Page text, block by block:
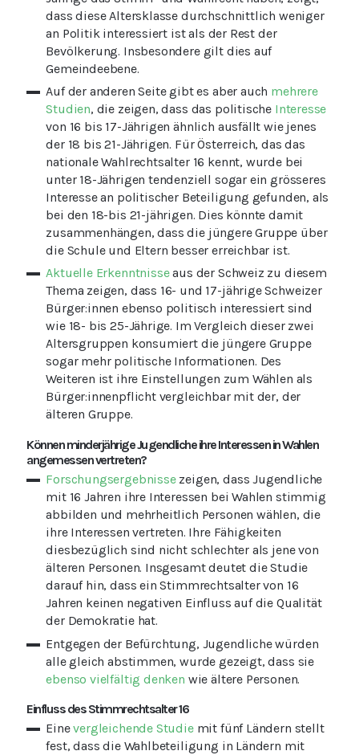
dass diese Altersklasse durchschnittlich weniger
an Politik interessiert ist als der Rest der
Bevölkerung. Insbesondere gilt dies auf
Gemeindeebene.
Auf der anderen Seite gibt es aber auch mehrere
Studien, die zeigen, dass das politische Interesse
von 16 bis 17-Jährigen ähnlich ausfällt wie jenes
der 18 bis 21-Jährigen. Für Österreich, das das
nationale Wahlrechtsalter 16 kennt, wurde bei
unter 18-Jährigen tendenziell sogar ein grösseres
Interesse an politischer Beteiligung gefunden, als
bei den 18-bis 21-jährigen. Dies könnte damit
zusammenhängen, dass die jüngere Gruppe über
die Schule und Eltern besser erreichbar ist.
Aktuelle Erkenntnisseaus der Schweiz zu diesem
Thema zeigen, dass 16- und 17-jährige Schweizer
Bürger:innen ebenso politisch interessiert sind
wie 18- bis 25-Jährige. Im Vergleich dieser zwei
Altersgruppen konsumiert die jüngere Gruppe
sogar mehr politische Informationen. Des
Weiteren ist ihre Einstellungen zum Wählen als
Bürger:innenpflicht vergleichbar mit der, der
älteren Gruppe.
Können minderjährige Jugendliche ihre Interessen in Wahlen
angemessen vertreten?
Forschungsergebnissezeigen, dass Jugendliche
mit 16 Jahren ihre Interessen bei Wahlen stimmig
abbilden und mehrheitlich Personen wählen, die
ihre Interessen vertreten. Ihre Fähigkeiten
diesbezüglich sind nicht schlechter als jene von
älteren Personen. Insgesamt deutet die Studie
darauf hin, dass ein Stimmrechtsalter von 16
Jahren keinen negativen Einfluss auf die Qualität
der Demokratie hat.
Entgegen der Befürchtung, Jugendliche würden
alle gleich abstimmen, wurde gezeigt, dass sie
ebenso vielfältig denken wie ältere Personen.
Einfluss des Stimmrechtsalter 16
Einevergleichende Studiemit fünf Ländern stellt
fest, dass die Wahlbeteiligung in Ländern mit